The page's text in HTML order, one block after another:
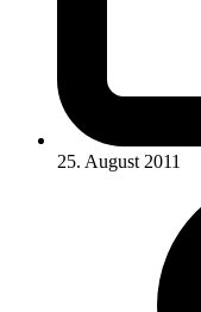
25. August 2011